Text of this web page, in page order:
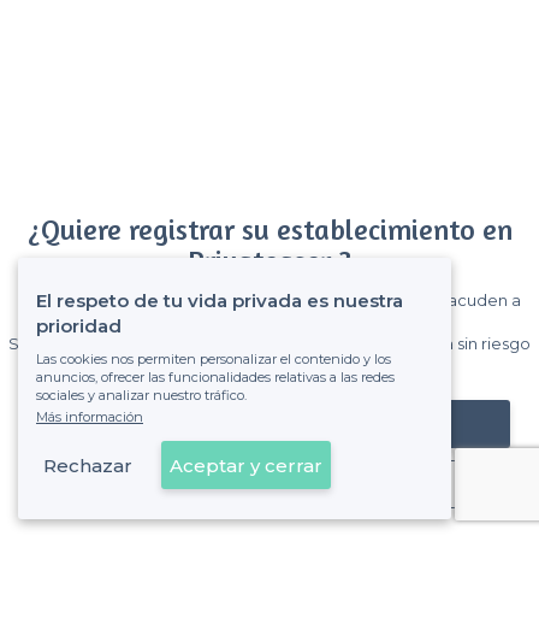
¿Quiere registrar su establecimiento en
Privateaser ?
Gane muchos clientes entre el millón de visitantes que acuden a
Sin comisiones y sin compromiso, pagas una cantidad fija sin riesgo
de ver la factura.
Registrar mi establecimiento
Ya es cliente
El respeto de tu vida privada es nuestra
prioridad
Las cookies nos permiten personalizar el contenido y los
anuncios, ofrecer las funcionalidades relativas a las redes
sociales y analizar nuestro tráfico.
Más información
Rechazar Aceptar y cerrar